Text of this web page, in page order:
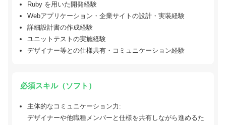
Ruby を用いた開発経験
Webアプリケーション・企業サイトの設計・実装経験
詳細設計書の作成経験
ユニットテストの実施経験
デザイナー等との仕様共有・コミュニケーション経験
必須スキル（ソフト）
主体的なコミュニケーション力:
デザイナーや他職種メンバーと仕様を共有しながら進めるた